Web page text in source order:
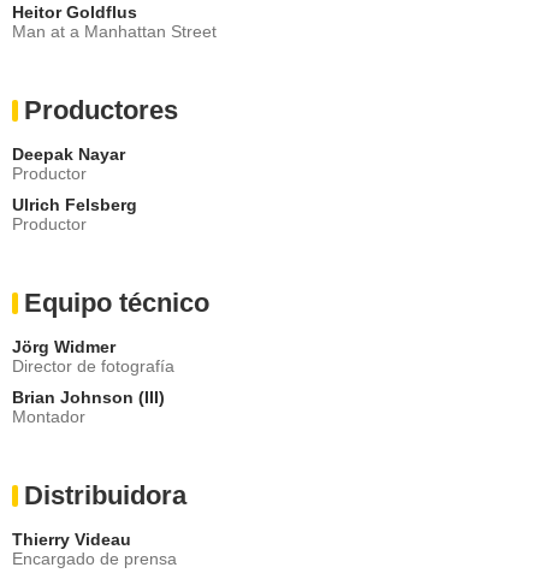
Heitor Goldflus
Man at a Manhattan Street
Productores
Deepak Nayar
Productor
Ulrich Felsberg
Productor
Equipo técnico
Jörg Widmer
Director de fotografía
Brian Johnson (III)
Montador
Distribuidora
Thierry Videau
Encargado de prensa